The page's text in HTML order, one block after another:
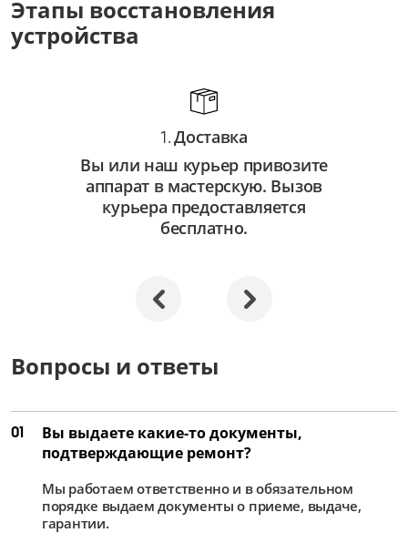
от 3 500 ₽
Восстановление системы
Этапы восстановления
устройства
1.Доставка
Вы или наш курьер привозите
аппарат в мастерскую. Вызов
курьера предоставляется
бесплатно.
Вопросы и ответы
01
Вы выдаете какие-то документы,
подтверждающие ремонт?
Мы работаем ответственно и в обязательном
порядке выдаем документы о приеме, выдаче,
гарантии.